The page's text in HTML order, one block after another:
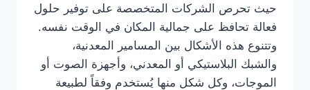
حيث تحرص الشركات المتخصصة على توفير حلول
فعالة تحافظ على جمالية المكان في الوقت نفسه.
وتتنوع هذه الأشكال بين المسامير المعدنية،
والشبك البلاستيكي أو المعدني، وأجهزة الصوت أو
الموجات، وكل شكل منها يُستخدم وفقاً لطبيعة